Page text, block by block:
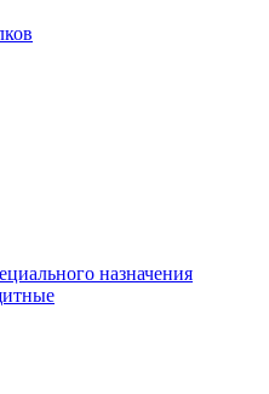
назначения